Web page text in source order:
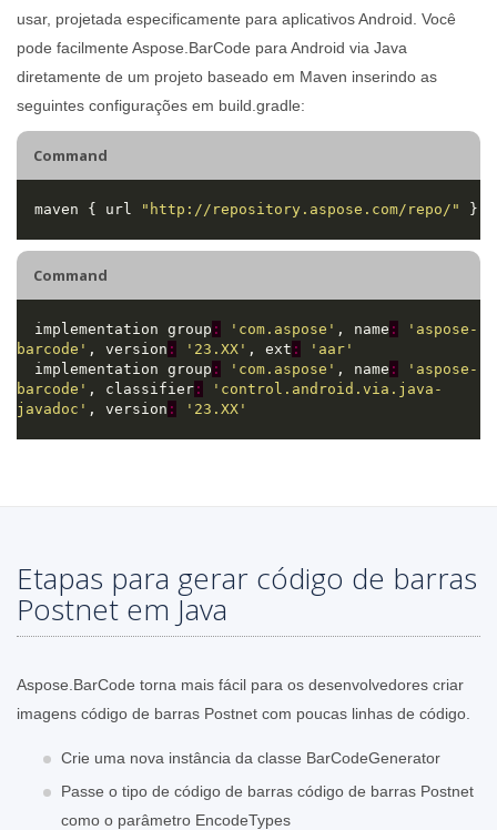
usar, projetada especificamente para aplicativos Android. Você
pode facilmente Aspose.BarCode para Android via Java
diretamente de um projeto baseado em Maven inserindo as
seguintes configurações em build.gradle:
Command
  maven { url
"http://repository.aspose.com/repo/"
Command
  implementation group
: 'com.aspose' , name :
'aspose-
barcode' , version : '23.XX' , ext :
'aar'
  implementation group
: 'com.aspose' , name :
'aspose-
barcode' , classifier :
'control.android.via.java-
javadoc' , version : '23.XX'
Etapas para gerar código de barras
Postnet em Java
Aspose.BarCode torna mais fácil para os desenvolvedores criar
imagens código de barras Postnet com poucas linhas de código.
Crie uma nova instância da classe BarCodeGenerator
Passe o tipo de código de barras código de barras Postnet
como o parâmetro EncodeTypes